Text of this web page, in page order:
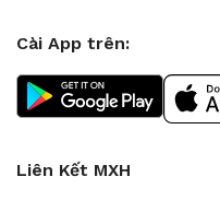
Cài App trên:
Liên Kết MXH